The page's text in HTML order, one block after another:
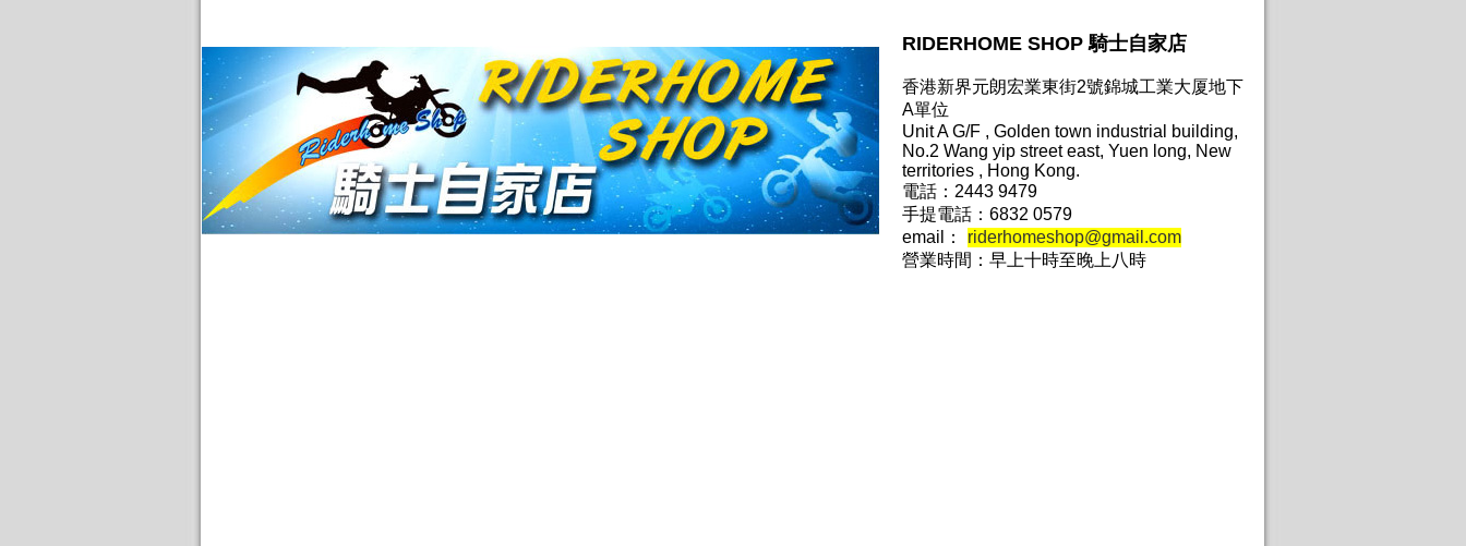
RIDERHOME SHOP 騎士自家店
香港新界元朗宏業東街2號錦城工業大厦地下
A單位
Unit A G/F , Golden town industrial building,
No.2 Wang yip street east, Yuen long, New
territories , Hong Kong.
電話：2443 9479
手提電話：6832 0579
email：
riderhomeshop@gmail.com
營業時間：早上十時至晚上八時